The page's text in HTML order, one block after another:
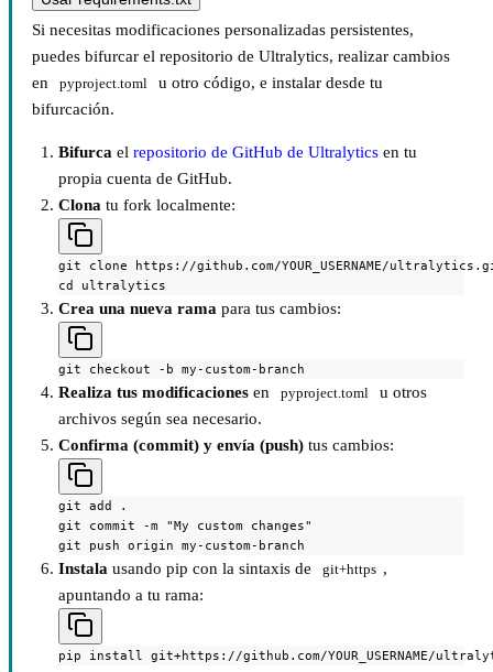
Si necesitas modificaciones personalizadas persistentes,
puedes bifurcar el repositorio de Ultralytics, realizar cambios
en
pyproject.toml
u otro código, e instalar desde tu
bifurcación.
Bifurca el repositorio de GitHub de Ultralytics en tu
propia cuenta de GitHub.
Clona tu fork localmente:
git clone https://github.com/YOUR_USERNAME/
cd ultralytics
Crea una nueva rama para tus cambios:
git checkout -b my-custom-branch
Realiza tus modificaciones en pyproject.toml
u otros
archivos según sea necesario.
Confirma (commit) y envía (push) tus cambios:
git add .
git commit -m "My custom changes"
git push origin my-custom-branch
Instala usando pip con la sintaxis de git+https ,
apuntando a tu rama:
pip install git+https://github.com/YOUR_USERNAME/